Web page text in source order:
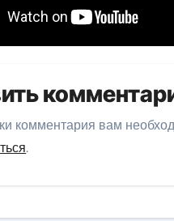
комментария вам
.